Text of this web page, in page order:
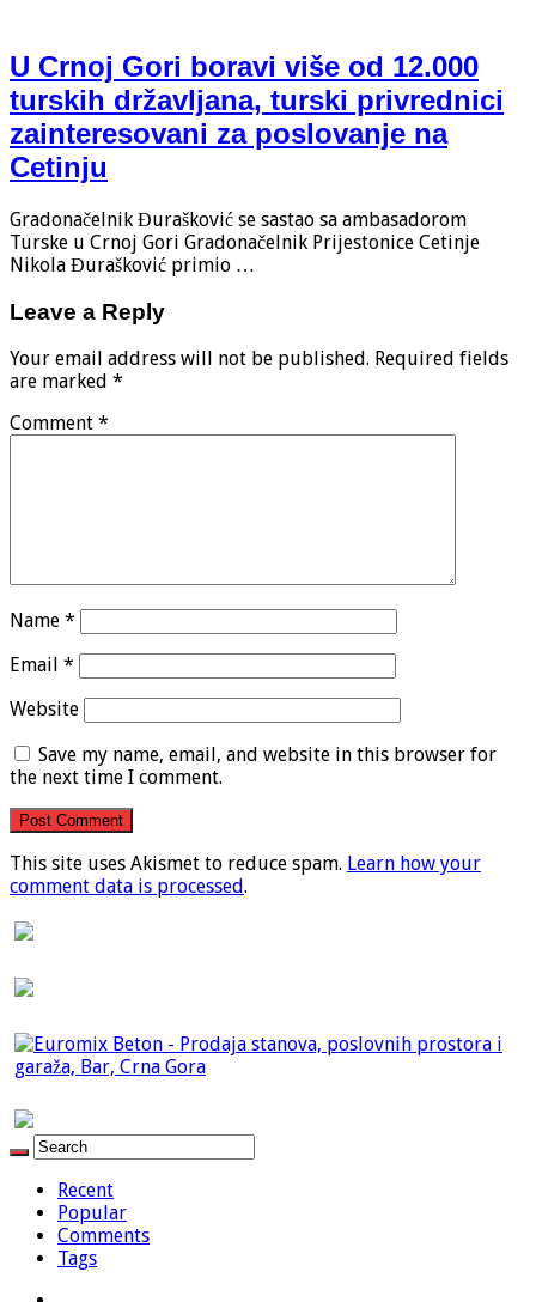
U Crnoj Gori boravi više od 12.000
turskih državljana, turski privrednici
zainteresovani za poslovanje na
Cetinju
Gradonačelnik Đurašković se sastao sa ambasadorom
Turske u Crnoj Gori Gradonačelnik Prijestonice Cetinje
Nikola Đurašković primio …
Leave a Reply
Your email address will not be published. Required fields
are marked *
Comment *
Name *
Email *
Website
Save my name, email, and website in this browser for
the next time I comment.
This site uses Akismet to reduce spam. Learn how your
comment data is processed.
Recent
Popular
Comments
Tags